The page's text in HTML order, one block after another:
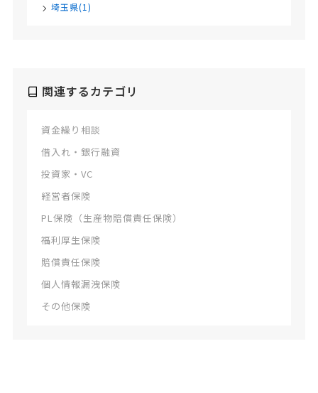
埼玉県(1)
関連するカテゴリ
資金繰り相談
借入れ・銀行融資
投資家・VC
経営者保険
PL保険（生産物賠償責任保険）
福利厚生保険
賠償責任保険
個人情報漏洩保険
その他保険